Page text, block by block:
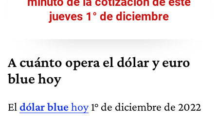
jueves 1° de diciembre
A cuánto opera el dólar y euro
blue hoy
El dólar bluehoy1° de diciembre de 2022